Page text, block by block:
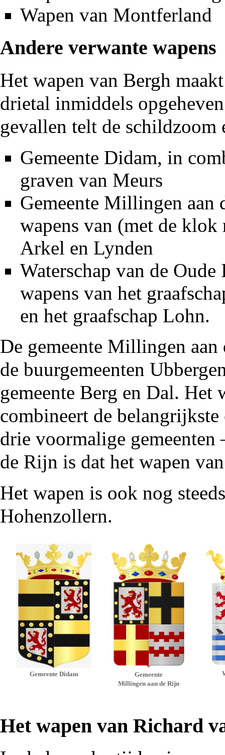
Wapen van Montferland
Andere verwante wapens
Het wapen van Bergh
drietal inmiddels
gevallen telt de schildzoom
Gemeente Didam, in
graven van Meurs
Gemeente Millingen aan
wapens van (met de
Arkel en Lynden
Waterschap van de
wapens van het
en het graafschap Lohn.
De gemeente Millingen
de buurgemeenten
gemeente Berg en Dal. Het
combineert de belangrijkste
drie voormalige
de Rijn is dat het wapen
Het wapen is ook nog
Hohenzollern.
Gemeente Didam
Gemeente
Millingen aan de Rijn
Het wapen van Richard